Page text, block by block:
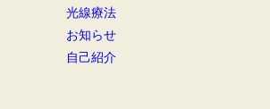
光線療法
お知らせ
自己紹介